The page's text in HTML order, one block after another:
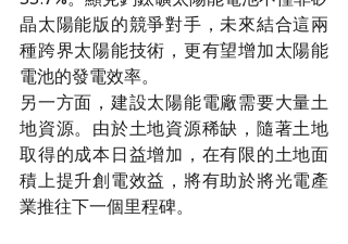
晶太陽能版的競爭對手，未來結合這兩
種跨界太陽能技術，更有望增加太陽能
電池的發電效率。
另一方面，建設太陽能電廠需要大量土
地資源。由於土地資源稀缺，隨著土地
取得的成本日益增加，在有限的土地面
積上提升創電效益，將有助於將光電產
業推往下一個里程碑。